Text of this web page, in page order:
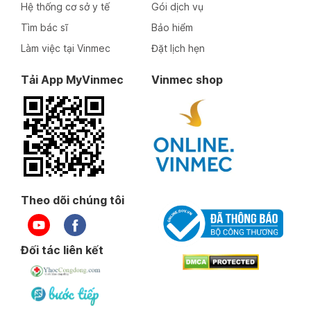
Hệ thống cơ sở y tế
Tìm bác sĩ
Làm việc tại Vinmec
Gói dịch vụ
Bảo hiểm
Đặt lịch hẹn
Tải App MyVinmec Vinmec shop
Theo dõi chúng tôi
Đối tác liên kết